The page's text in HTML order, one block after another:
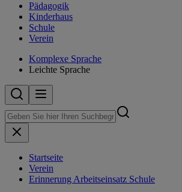
Pädagogik
Kinderhaus
Schule
Verein
Komplexe Sprache
Leichte Sprache
Startseite
Verein
Erinnerung Arbeitseinsatz Schule